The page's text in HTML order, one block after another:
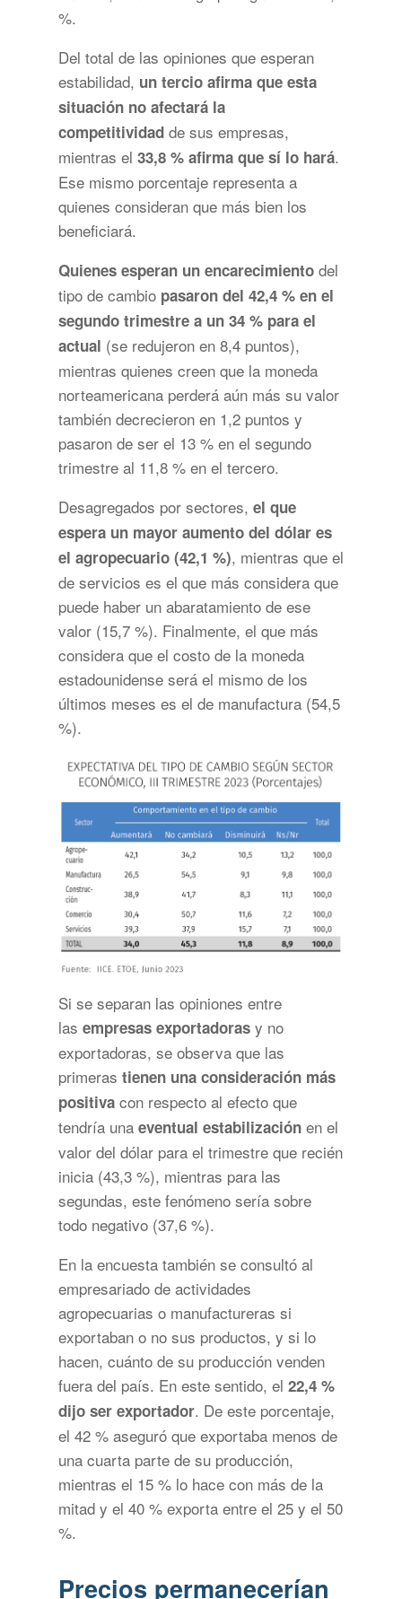
%.
Del total de las opiniones que esperan
estabilidad, un tercio afirma que esta
situación no afectará la
competitividad de sus empresas,
mientras el 33,8 % afirma que sí lo hará.
Ese mismo porcentaje representa a
quienes consideran que más bien los
beneficiará.
Quienes esperan un encarecimiento del
tipo de cambio pasaron del 42,4 % en el
segundo trimestre a un 34 % para el
actual (se redujeron en 8,4 puntos),
mientras quienes creen que la moneda
norteamericana perderá aún más su valor
también decrecieron en 1,2 puntos y
pasaron de ser el 13 % en el segundo
trimestre al 11,8 % en el tercero.
Desagregados por sectores, el que
espera un mayor aumento del dólar es
el agropecuario (42,1 %), mientras que el
de servicios es el que más considera que
puede haber un abaratamiento de ese
valor (15,7 %). Finalmente, el que más
considera que el costo de la moneda
estadounidense será el mismo de los
últimos meses es el de manufactura (54,5
%).
Si se separan las opiniones entre
las empresas exportadoras y no
exportadoras, se observa que las
primeras tienen una consideración más
positiva con respecto al efecto que
tendría una eventual estabilización en el
valor del dólar para el trimestre que recién
inicia (43,3 %), mientras para las
segundas, este fenómeno sería sobre
todo negativo (37,6 %).
En la encuesta también se consultó al
empresariado de actividades
agropecuarias o manufactureras si
exportaban o no sus productos, y si lo
hacen, cuánto de su producción venden
fuera del país. En este sentido, el 22,4 %
dijo ser exportador. De este porcentaje,
el 42 % aseguró que exportaba menos de
una cuarta parte de su producción,
mientras el 15 % lo hace con más de la
mitad y el 40 % exporta entre el 25 y el 50
%.
Precios permanecerían